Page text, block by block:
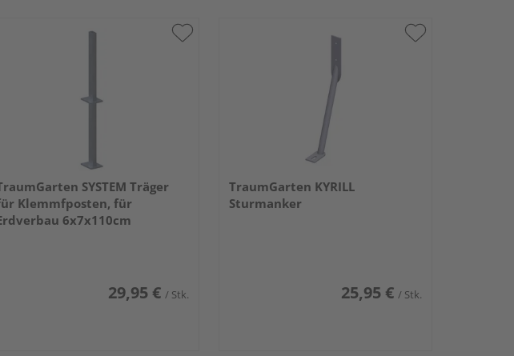
SYSTEM Träger
Klemmfposten, für
6x7x110cm
29,95 € / Stk.
TraumGarten KYRILL
Sturmanker
25,95 € / Stk.